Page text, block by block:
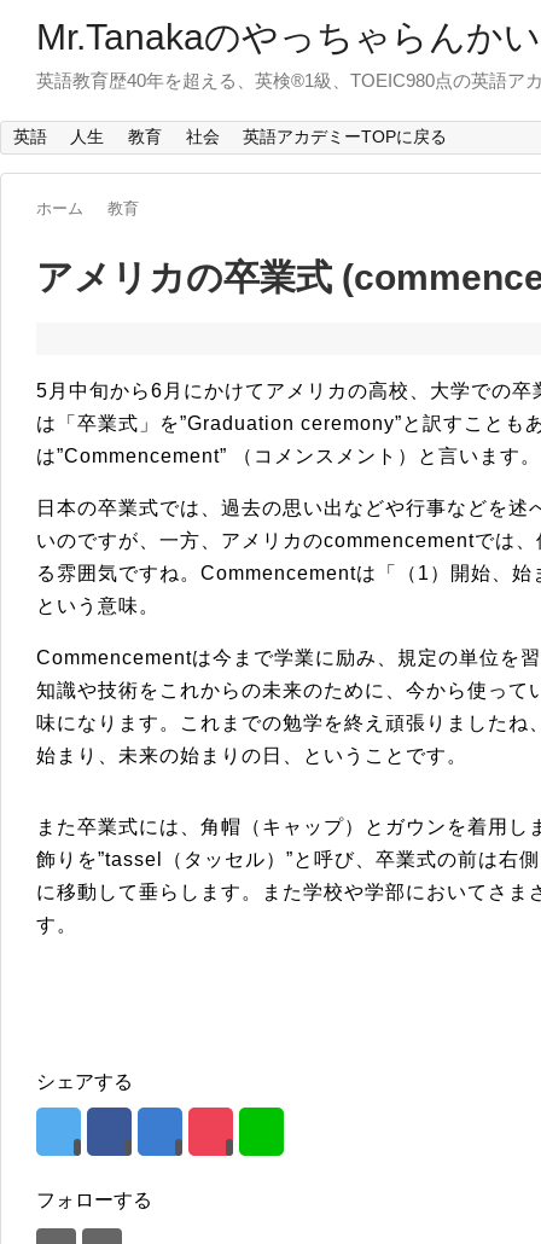
Mr.Tanakaのやっちゃらんか
英語教育歴40年を超える、英検®1級、TOEIC980点の英語ア
英語 人生 教育 社会 英語アカデミーTOPに戻る
ホーム 教育
アメリカの卒業式
5月中旬から6月にかけてアメリカの高校、大学での
は「卒業式」を”Graduation ceremony”と訳すことも
は”Commencement” （コメンスメント）と言います。
日本の卒業式では、過去の思い出などや行事などを
いのですが、一方、アメリカのcommencementでは
る雰囲気ですね。Commencementは「（1）開始、
という意味。
Commencementは今まで学業に励み、規定の単位を
知識や技術をこれからの未来のために、今から使って
味になります。これまでの勉学を終え頑張りましたね
始まり、未来の始まりの日、ということです。
また卒業式には、角帽（キャップ）とガウンを着用
飾りを”tassel（タッセル）”と呼び、卒業式の前は右
に移動して垂らします。また学校や学部においてさま
す。
シェアする
フォローする